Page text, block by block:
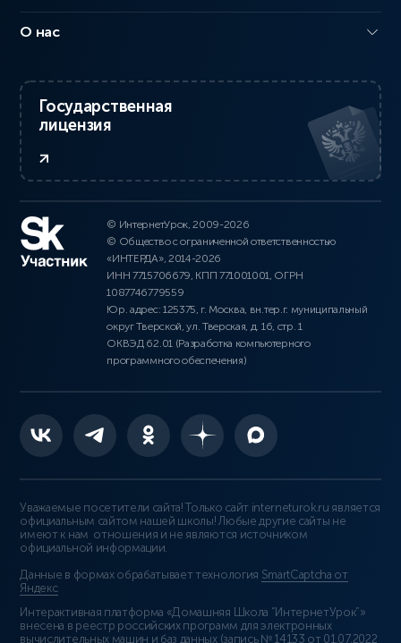
О нас
Государственная
лицензия
© ИнтернетУрок, 2009-2026
© Общество с ограниченной ответственностью
«ИНТЕРДА», 2014-2026
ИНН 7715706679, КПП 771001001, ОГРН
1087746779559
Юр. адрес: 125375, г. Москва, вн.тер.г. муниципальный
округ Тверской, ул. Тверская, д. 16, стр. 1
ОКВЭД 62.01 (Разработка компьютерного
программного обеспечения)
Уважаемые посетители сайта! Только сайт interneturok.ru является
официальным сайтом нашей школы! Любые другие сайты не
имеют к нам отношения и не являются источником
официальной информации.
Данные в формах обрабатывает технология SmartCaptcha от
Яндекс
Интерактивная платформа «Домашняя Школа “ИнтернетУрок”»
внесена в реестр российских программ для электронных
вычислительных машин и баз данных (запись № 14133 от 01.07.2022